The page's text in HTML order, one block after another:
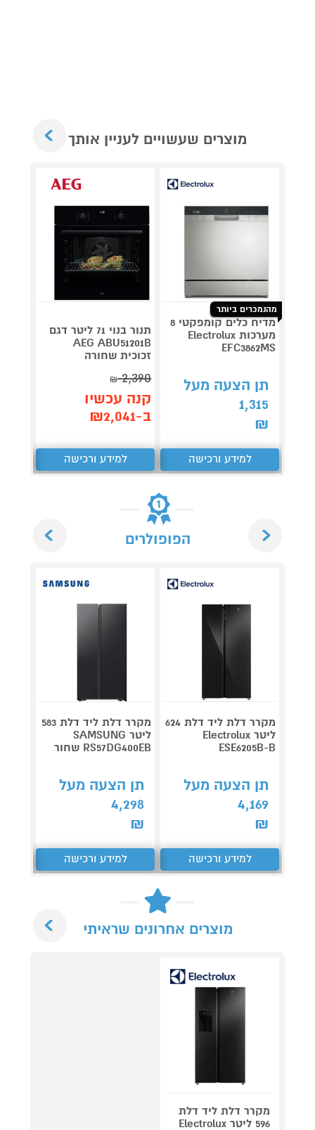
מוצרים שעשויים לעניין אותך
מהנמכרים ביותר
מדיח כלים קומפקטי 8
מערכות Electrolux
EFC3862MS
תן הצעה מעל
1,315
₪
למידע ורכישה
תנור בנוי 71 ליטר דגם
AEG ABU51201B
זכוכית שחורה
2,390
₪
קנה עכשיו
ב-₪2,041
למידע ורכישה
הפופולרים
מקרר דלת ליד דלת 624
ליטר Electrolux
ESE6205B-B
תן הצעה מעל
4,169
₪
למידע ורכישה
מקרר דלת ליד דלת 583
ליטר SAMSUNG
RS57DG400EB שחור
תן הצעה מעל
4,298
₪
למידע ורכישה
מוצרים אחרונים שראיתי
מקרר דלת ליד דלת
596 ליטר Electrolux